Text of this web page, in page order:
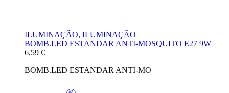
ILUMINAÇÃO, ILUMINAÇÃO
BOMB.LED ESTANDAR ANTI-MOSQUITO E27 9W
6,59 €
BOMB.LED ESTANDAR ANTI-MO